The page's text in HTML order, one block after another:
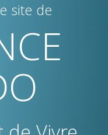
site de